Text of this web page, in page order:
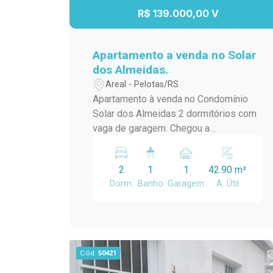
R$ 139.000,00 V
Apartamento a venda no Solar
dos Almeidas.
Areal - Pelotas/RS
Apartamento à venda no Condomínio
Solar dos Almeidas 2 dormitórios com
vaga de garagem. Chegou a
Condomínio solar dos Almeidas
oferece conforto, praticidade e um
aconchegante; Cozinha funcional; 1
vaga de garagem. Ideal para casais,
2
Dorm.
1
Banho
1
Garagem
42.90 m²
A. Útil
Cód. 50421